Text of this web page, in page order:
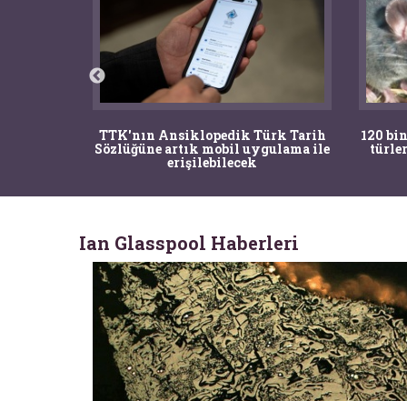
TTK'nın Ansiklopedik Türk Tarih
Sözlüğüne artık mobil uygulama ile
erişilebilecek
120
Ian Glasspool Haberleri